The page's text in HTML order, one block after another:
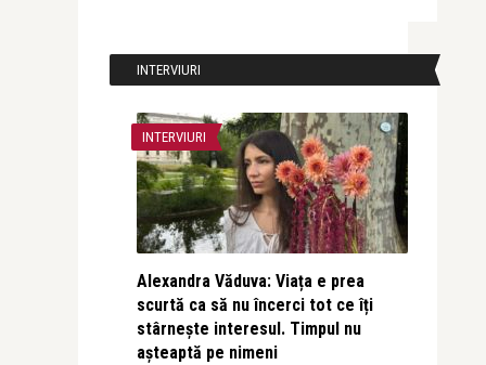
INTERVIURI
INTERVIURI
Alexandra Văduva: Viața e prea
scurtă ca să nu încerci tot ce îți
stârnește interesul. Timpul nu
așteaptă pe nimeni